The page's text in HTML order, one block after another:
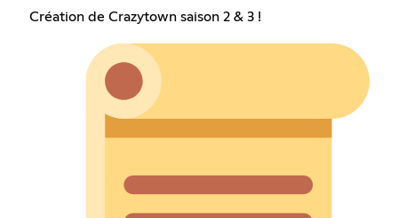
Création de Crazytown saison 2 & 3 !